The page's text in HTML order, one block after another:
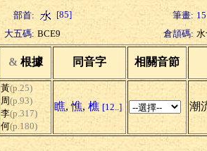
部首: [85] 筆畫: 15
大五碼: BCE9 倉頡碼:
& 根據 同音字 相關音節
黃(p.25)
周(p.93)
李(p.317)
何(p.180)
瞧,憔, 樵 [12..] 潮